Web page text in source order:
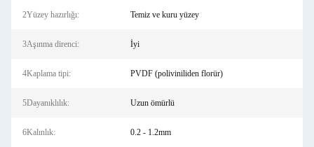
2Yüzey hazırlığı: Temiz ve kuru yüzey
3Aşınma direnci: İyi
4Kaplama tipi: PVDF (poliviniliden florür)
5Dayanıklılık: Uzun ömürlü
6Kalınlık: 0.2 - 1.2mm